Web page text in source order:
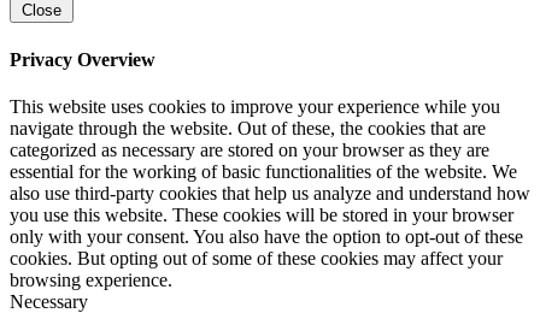
Close
Privacy Overview
This website uses cookies to improve your experience while you
navigate through the website. Out of these, the cookies that are
categorized as necessary are stored on your browser as they are
essential for the working of basic functionalities of the website. We
also use third-party cookies that help us analyze and understand how
you use this website. These cookies will be stored in your browser
only with your consent. You also have the option to opt-out of these
cookies. But opting out of some of these cookies may affect your
browsing experience.
Necessary